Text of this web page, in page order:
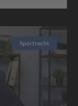
Sportrecht